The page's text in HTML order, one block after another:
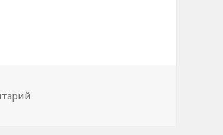
верстальщиком и контролировать